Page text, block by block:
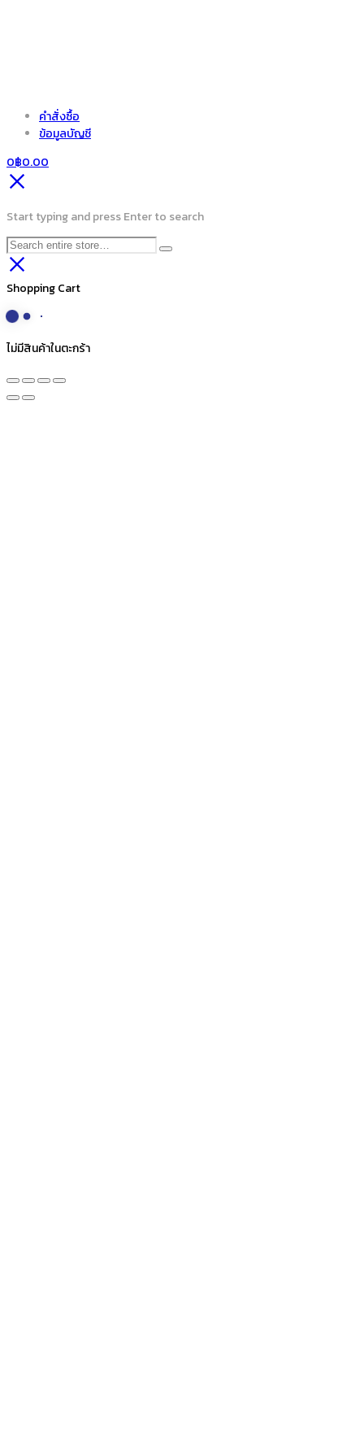
คำสั่งซื้อ
ข้อมูลบัญชี
0฿0.00
Start typing and press Enter to search
Shopping Cart
ไม่มีสินค้าในตะกร้า